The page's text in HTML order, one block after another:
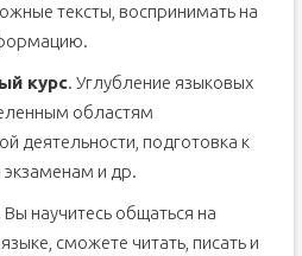
тексты, воспринимать на
курс. Углубление языковых
областям
деятельности, подготовка к
и др.
Вы научитесь общаться на
сможете читать, писать и